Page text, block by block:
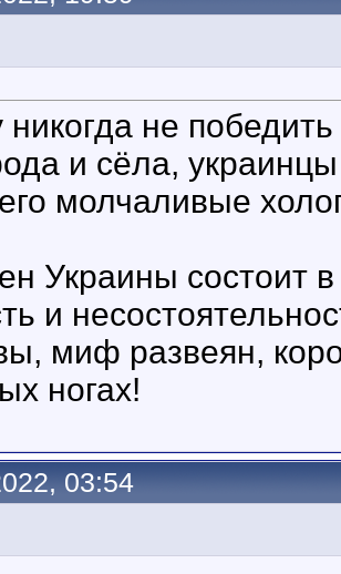
никогда не
и сёла,
молчаливые
Украины состоит
и
миф развеян,
ногах!
03:54